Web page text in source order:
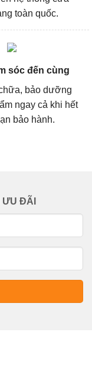
toàn quốc.
sóc đến cùng
bảo dưỡng
ngay cả khi hết
bảo hành.
ĐÃI